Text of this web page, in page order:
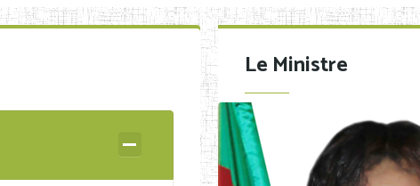
EnseignementsDiplômes disponibles
Demande de subvention
Le Ministre